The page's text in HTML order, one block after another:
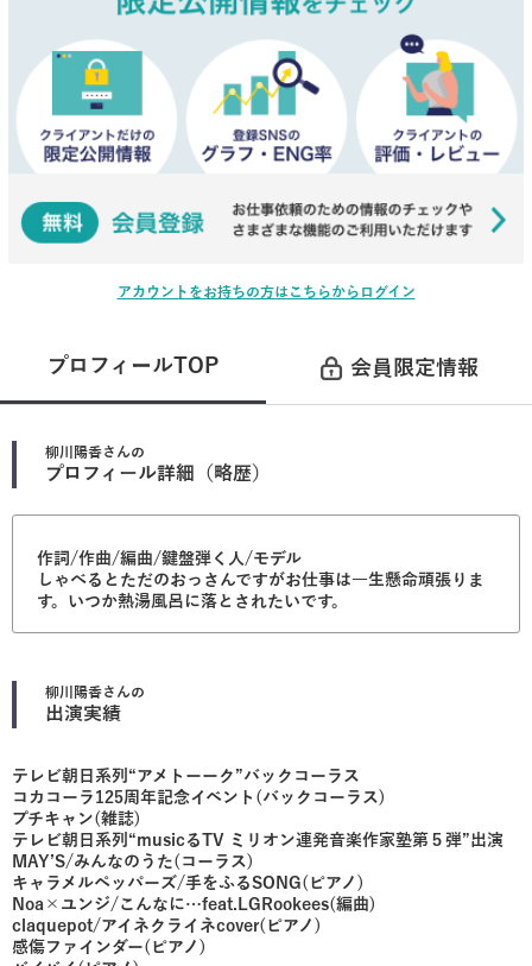
アカウントをお持ちの方はこちらからログイン
プロフィールTOP 会員限定情報
柳川陽香さんの
プロフィール詳細（略歴）
作詞/作曲/編曲/鍵盤弾く人/モデル
しゃべるとただのおっさんですがお仕事は一生懸命頑張りま
す。いつか熱湯風呂に落とされたいです。
柳川陽香さんの
出演実績
テレビ朝日系列“アメトーーク”バックコーラス
コカコーラ125周年記念イベント(バックコーラス)
プチキャン(雑誌)
テレビ朝日系列“musicるTV ミリオン連発音楽作家塾第５弾”出演
MAY’S/みんなのうた(コーラス)
キャラメルペッパーズ/手をふるSONG(ピアノ)
Noa×ユンジ/こんなに…feat.LGRookees(編曲)
claquepot/アイネクライネcover(ピアノ)
感傷ファインダー(ピアノ)